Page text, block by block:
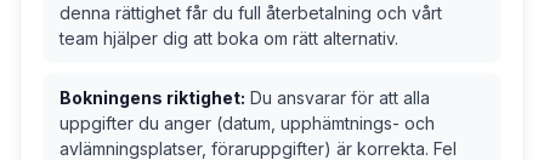
denna rättighet får du full återbetalning och vårt
team hjälper dig att boka om rätt alternativ.
Bokningens riktighet: Du ansvarar för att alla
uppgifter du anger (datum, upphämtnings- och
avlämningsplatser, föraruppgifter) är korrekta. Fel